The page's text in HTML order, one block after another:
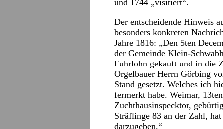
und 1744 „visitiert“.
Der entscheidende Hinweis
besonders konkreten
Jahre 1816: „Den 5ten
der Gemeinde Klein-
Fuhrlohn gekauft und in die
Orgelbauer Herrn Görbing
Stand gesetzt. Welches ich
fermerkt habe. Weimar,
Zuchthausinspecktor,
Sträflinge 83 an der Zahl,
darzugeben.“